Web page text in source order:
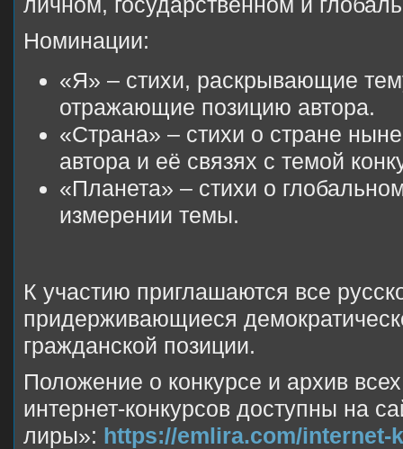
Номинации:
«Я» – стихи, раскрывающие
отражающие позицию автора.
«Страна» – стихи о стране
автора и её связях с темой
«Планета» – стихи о
измерении темы.
К участию приглашаются все
придерживающиеся
гражданской позиции.
Положение о конкурсе и архив
интернет-конкурсов доступны на
лиры»: https://emlira.com/internet-